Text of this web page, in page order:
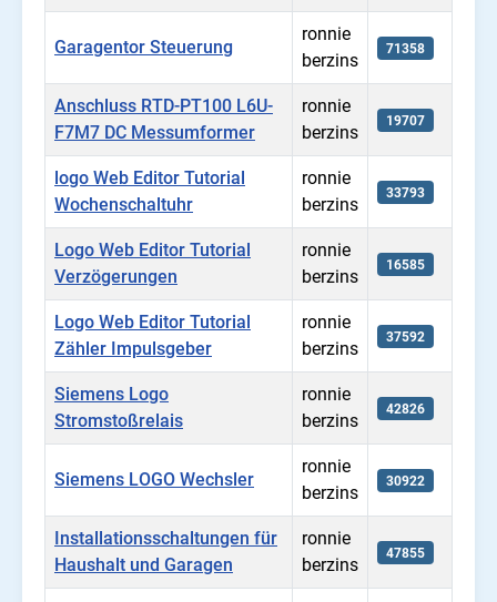
Garagentor Steuerung
ronnie
berzins
71358
Anschluss RTD-PT100 L6U-
F7M7 DC Messumformer
ronnie
berzins
19707
logo Web Editor Tutorial
Wochenschaltuhr
ronnie
berzins
33793
Logo Web Editor Tutorial
Verzögerungen
ronnie
berzins
16585
Logo Web Editor Tutorial
Zähler Impulsgeber
ronnie
berzins
37592
Siemens Logo
Stromstoßrelais
ronnie
berzins
42826
Siemens LOGO Wechsler
ronnie
berzins
30922
Installationsschaltungen für
Haushalt und Garagen
ronnie
berzins
47855